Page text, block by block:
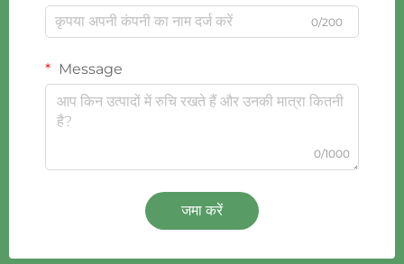
0/200
Message
0/1000
जमा करें